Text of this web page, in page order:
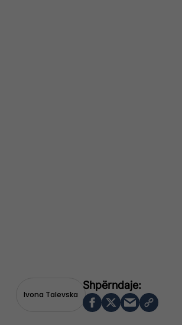
Ivona Talevska